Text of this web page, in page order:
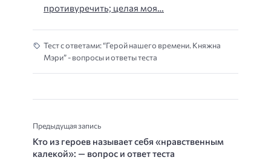
противуречить; целая моя…
Тест с ответами: “Герой нашего времени. Княжна
Мэри” - вопросы и ответы теста
Предыдущая запись
Кто из героев называет себя «нравственным
калекой»: — вопрос и ответ теста